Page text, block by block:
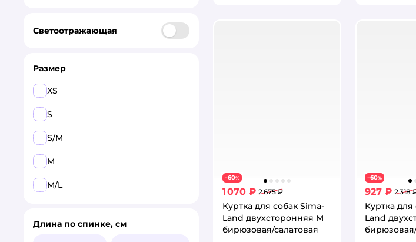
−60%
1 070 ₽ 2 675 ₽
Куртка для собак Sima-
Land двухсторонняя M
бирюзовая/салатовая
−60%
927 ₽ 2 318
Куртка для
Land
Шпиц
Светоотражающая
Размер
XS
S
S/M
M
M/L
Длина по спинке, см